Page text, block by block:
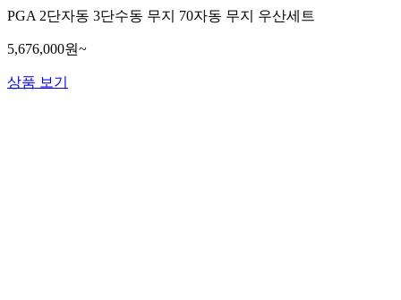
PGA 2단자동 3단수동 무지 70자동 무지 우산세트
5,676,000원~
상품 보기